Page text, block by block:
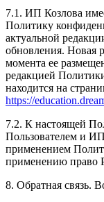
7.1. ИП Козлова
Политику
актуальной
обновления. Новая
момента ее
редакцией
находится на
https://
7.2. К настоящей
Пользователем и
применением
применению право
8. Обратная связь.